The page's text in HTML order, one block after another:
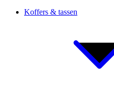
Koffers & tassen